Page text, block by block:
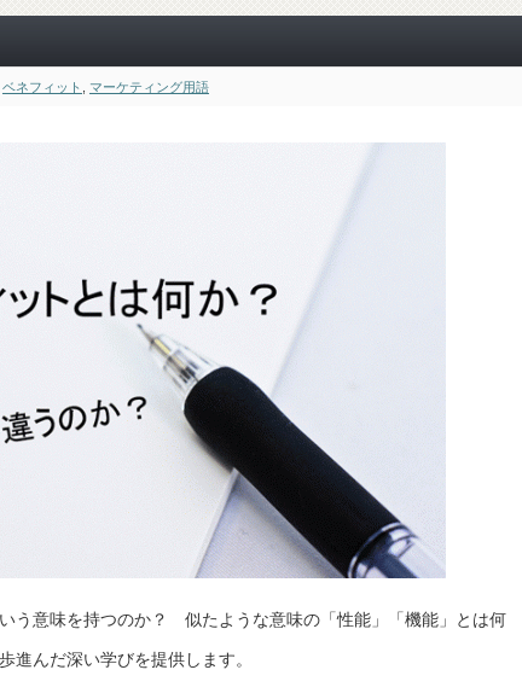
ベネフィット マーケティング用語
う意味を持つのか？ 似たような意味の「性能」「機能」とは何
んだ深い学びを提供します。